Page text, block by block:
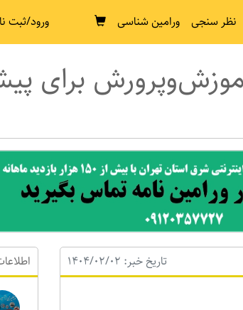
نظر سنجی ورامین شناسی ورود/ثبت
برای
تاریخ خبر: 1404/02/02